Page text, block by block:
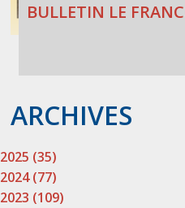
BULLETIN LE
ARCHIVES
2025 (35)
2024 (77)
2023 (109)